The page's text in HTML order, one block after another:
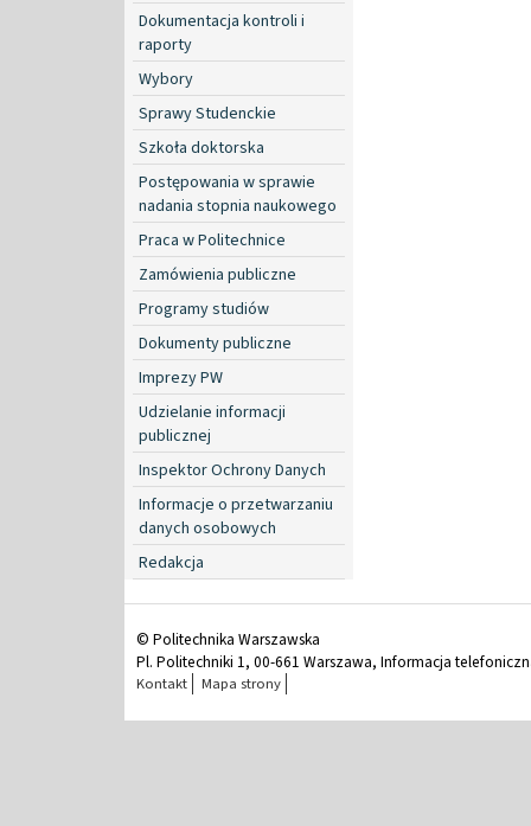
Dokumentacja kontroli i
raporty
Wybory
Sprawy Studenckie
Szkoła doktorska
Postępowania w sprawie
nadania stopnia naukowego
Praca w Politechnice
Zamówienia publiczne
Programy studiów
Dokumenty publiczne
Imprezy PW
Udzielanie informacji
publicznej
Inspektor Ochrony Danych
Informacje o przetwarzaniu
danych osobowych
Redakcja
© Politechnika Warszawska
Pl. Politechniki 1, 00-661 Warszawa, Informacja
Kontakt Mapa strony